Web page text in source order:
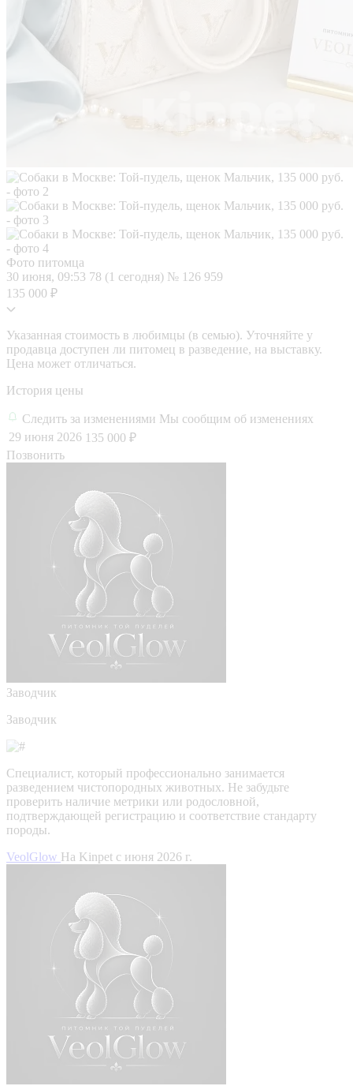
Фото питомца
30 июня, 09:53 78 (1 сегодня) № 126 959
135 000 ₽
Указанная стоимость в любимцы (в семью). Уточняйте у
продавца доступен ли питомец в разведение, на выставку.
Цена может отличаться.
История цены
Следить за изменениями Мы сообщим об изменениях
29 июня 2026 135 000 ₽
Позвонить
Заводчик
Заводчик
Специалист, который профессионально занимается
разведением чистопородных животных. Не забудьте
проверить наличие метрики или родословной,
подтверждающей регистрацию и соответствие стандарту
породы.
VeolGlow На Kinpet c июня 2026 г.